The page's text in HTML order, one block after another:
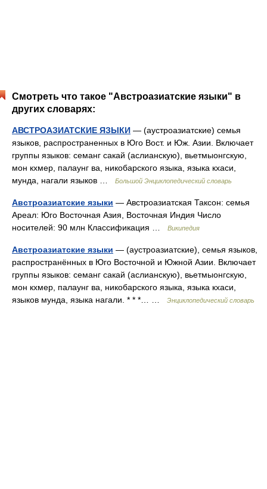
Смотреть что такое "Австроазиатские языки" в
других словарях:
АВСТРОАЗИАТСКИЕ ЯЗЫКИ — (аустроазиатские) семья
языков, распространенных в Юго Вост. и Юж. Азии. Включает
группы языков: семанг сакай (аслианскую), вьетмыонгскую,
мон кхмер, палаунг ва, никобарского языка, языка кхаси,
мунда, нагали языков …
Большой Энциклопедический словарь
Австроазиатские языки — Австроазиатская Таксон: семья
Ареал: Юго Восточная Азия, Восточная Индия Число
носителей: 90 млн Классификация …
Википедия
Австроазиатские языки — (аустроазиатские), семья языков,
распространённых в Юго Восточной и Южной Азии. Включает
группы языков: семанг сакай (аслианскую), вьетмыонгскую,
мон кхмер, палаунг ва, никобарского языка, языка кхаси,
языков мунда, языка нагали. * * *… …
Энциклопедический словарь